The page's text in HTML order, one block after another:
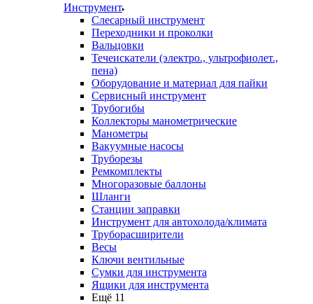
Инструмент
Слесарный инструмент
Переходники и проколки
Вальцовки
Течеискатели (электро., ультрофиолет.,
пена)
Оборудование и материал для пайки
Сервисный инструмент
Трубогибы
Коллекторы манометрические
Манометры
Вакуумные насосы
Труборезы
Ремкомплекты
Многоразовые баллоны
Шланги
Станции заправки
Инструмент для автохолода/климата
Труборасширители
Весы
Ключи вентильные
Сумки для инструмента
Ящики для инструмента
Ещё 11